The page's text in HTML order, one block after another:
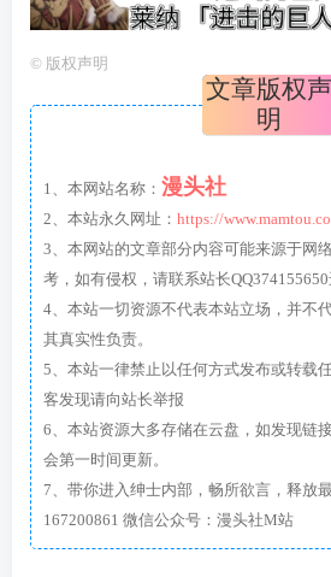
© 版权声明
文章版权声
明
1、本网站名称： 漫头社
2、本站永久网址： https://
3、本网站的文章部分内容可能来源于网
考，如有侵权，请联系站长QQ374155650
4、本站一切资源不代表本站立场，并不
其真实性负责。
5、本站一律禁止以任何方式发布或转载
客发现请向站长举报
6、本站资源大多存储在云盘，如发现链
会第一时间更新。
7、带你进入绅士内部，畅所欲言，释放
167200861 微信公众号：漫头社M站